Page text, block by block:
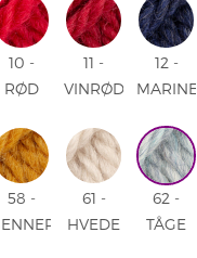
10 -
RØD
11 -
VINRØDUNI
12 -
MARINE
58 -
61 -
HVEDE
62 -
TÅGE